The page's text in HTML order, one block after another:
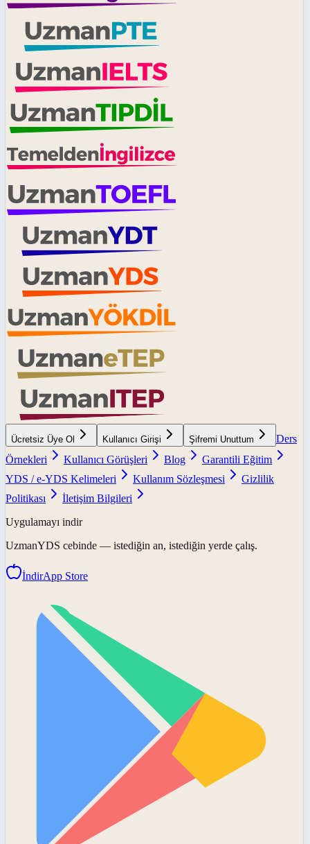
Ücretsiz Üye Ol Kullanıcı Girişi Şifremi Unuttum
Ders
Örnekleri
Kullanıcı Görüşleri Blog
Garantili Eğitim
YDS / e-YDS Kelimeleri
Kullanım Sözleşmesi
Gizlilik
Politikası
İletişim Bilgileri
Uygulamayı indir
UzmanYDS cebinde — istediğin an, istediğin yerde çalış.
İndirApp Store